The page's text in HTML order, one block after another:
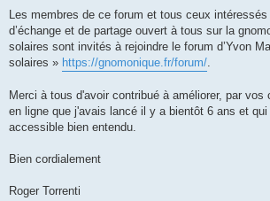
Les membres de ce forum et tous ceux intéressés
d’échange et de partage ouvert à tous sur la
solaires sont invités à rejoindre le forum d’Yvon
solaires » https://gnomonique.fr/forum/.
Merci à tous d'avoir contribué à améliorer, par vos
en ligne que j'avais lancé il y a bientôt 6 ans et
accessible bien entendu.
Bien cordialement
Roger Torrenti